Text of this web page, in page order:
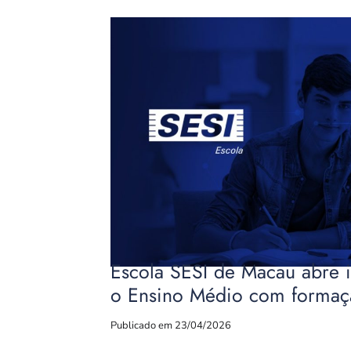
Escola SESI de Macau
o Ensino Médio com
Publicado em 23/04/2026